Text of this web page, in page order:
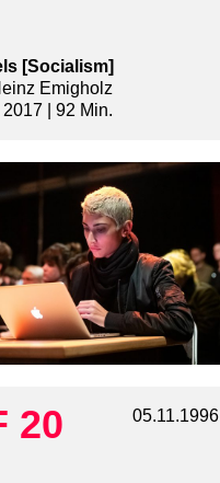
[Socialism]
Emigholz
2017 | 92 Min.
20 05.11.1996